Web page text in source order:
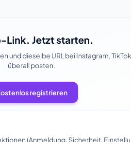
Link. Jetzt starten.
und dieselbe URL bei Instagram,
überall posten.
registrieren
(Anmeldung, Sicherheit,